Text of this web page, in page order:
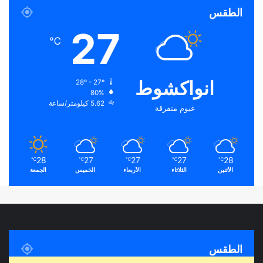
الطقس
انواكشوط
غيوم متفرقة
27
℃
80%
5.62 كيلومتر/ساعة
28
℃
الأثنين
27
℃
الثلاثاء
27
℃
الأربعاء
27
℃
الخميس
28
℃
الجمعة
الطقس